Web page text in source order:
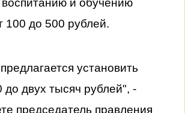
100 до 500 рублей.
установить
двух тысяч рублей", -
председатель правления